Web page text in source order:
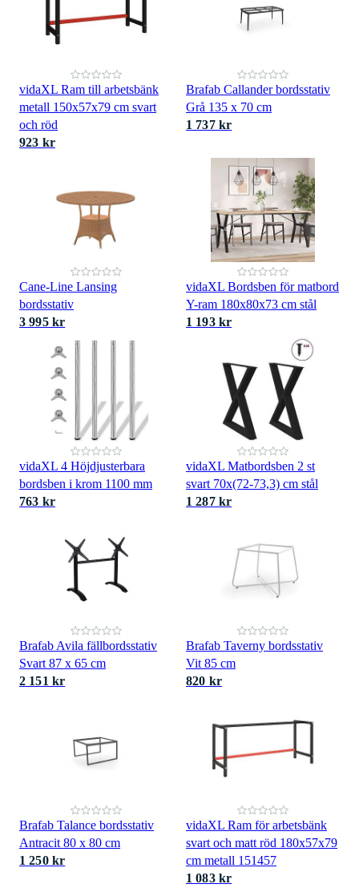
vidaXL Ram till arbetsbänk
metall 150x57x79 cm svart
och röd
923 kr
Brafab Callander bordsstativ
Grå 135 x 70 cm
1 737 kr
Cane-Line Lansing
bordsstativ
3 995 kr
vidaXL Bordsben för matbord
Y-ram 180x80x73 cm stål
1 193 kr
vidaXL 4 Höjdjusterbara
bordsben i krom 1100 mm
763 kr
vidaXL Matbordsben 2 st
svart 70x(72-73,3) cm stål
1 287 kr
Brafab Avila fällbordsstativ
Svart 87 x 65 cm
2 151 kr
Brafab Taverny bordsstativ
Vit 85 cm
820 kr
Brafab Talance bordsstativ
Antracit 80 x 80 cm
1 250 kr
vidaXL Ram för arbetsbänk
svart och matt röd 180x57x79
cm metall 151457
1 083 kr